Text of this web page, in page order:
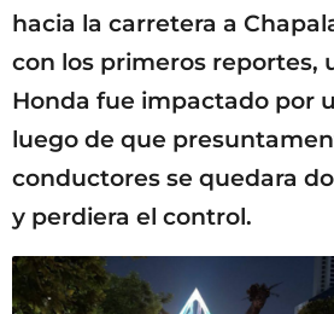
hacia la carretera a
con los primeros reportes,
Honda fue impactado por
luego de que
conductores se quedara
y perdiera el control.